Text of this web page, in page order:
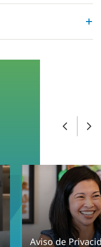
Aviso de